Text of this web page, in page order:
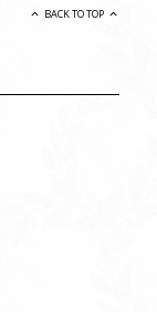
BACK TO TOP